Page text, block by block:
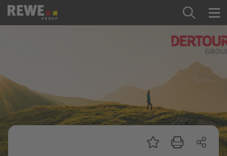
Zum Inhalt springen
REWE Group als Arbeitgeber
Ausbildung & Studium
Praktikum & Werkstudium